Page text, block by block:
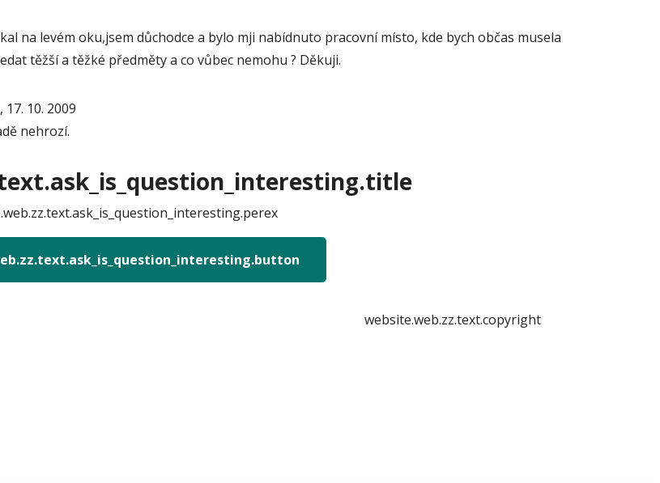
na levém oku,jsem důchodce a bylo mji nabídnuto pracovní místo, kde bych občas musela
těžší a těžké předměty a co vůbec nemohu ? Děkuji.
, 17. 10. 2009
nehrozí.
website.web.zz.text.copyright